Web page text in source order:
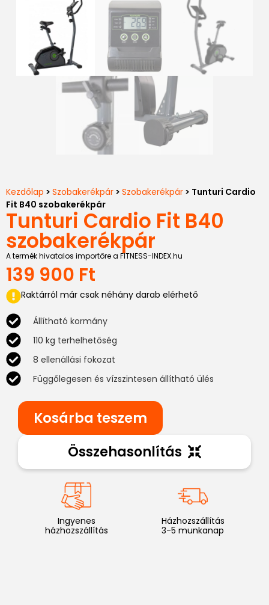
Kezdőlap > Szobakerékpár > Szobakerékpár > Tunturi Cardio
Fit B40 szobakerékpár
Tunturi Cardio Fit B40
szobakerékpár
A termék hivatalos importőre a FITNESS-INDEX.hu
139 900 Ft
Raktárról már csak néhány darab elérhető
Állítható kormány
110 kg terhelhetőség
8 ellenállási fokozat
Függőlegesen és vízszintesen állítható ülés
Kosárba teszem
Összehasonlítás
Ingyenes
házhozszállítás
Házhozszállítás
3-5 munkanap